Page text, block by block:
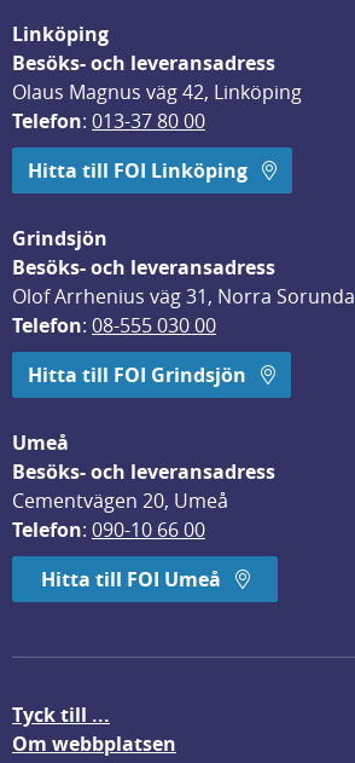
Linköping
Besöks- och leveransadress
Olaus Magnus väg 42, Linköping
Telefon: 013-37 80 00
Hitta till FOI Linköping
Grindsjön
Besöks- och leveransadress
Olof Arrhenius väg 31, Norra Sorunda
Telefon: 08-555 030 00
Hitta till FOI Grindsjön
Umeå
Besöks- och leveransadress
Cementvägen 20, Umeå
Telefon: 090-10 66 00
Hitta till FOI Umeå
Tyck till ...
Om webbplatsen